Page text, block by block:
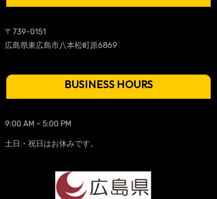
〒739-0151
広島県東広島市八本松町原6869
BUSINESS HOURS
9:00 AM – 5:00 PM
土日・祝日はお休みです。